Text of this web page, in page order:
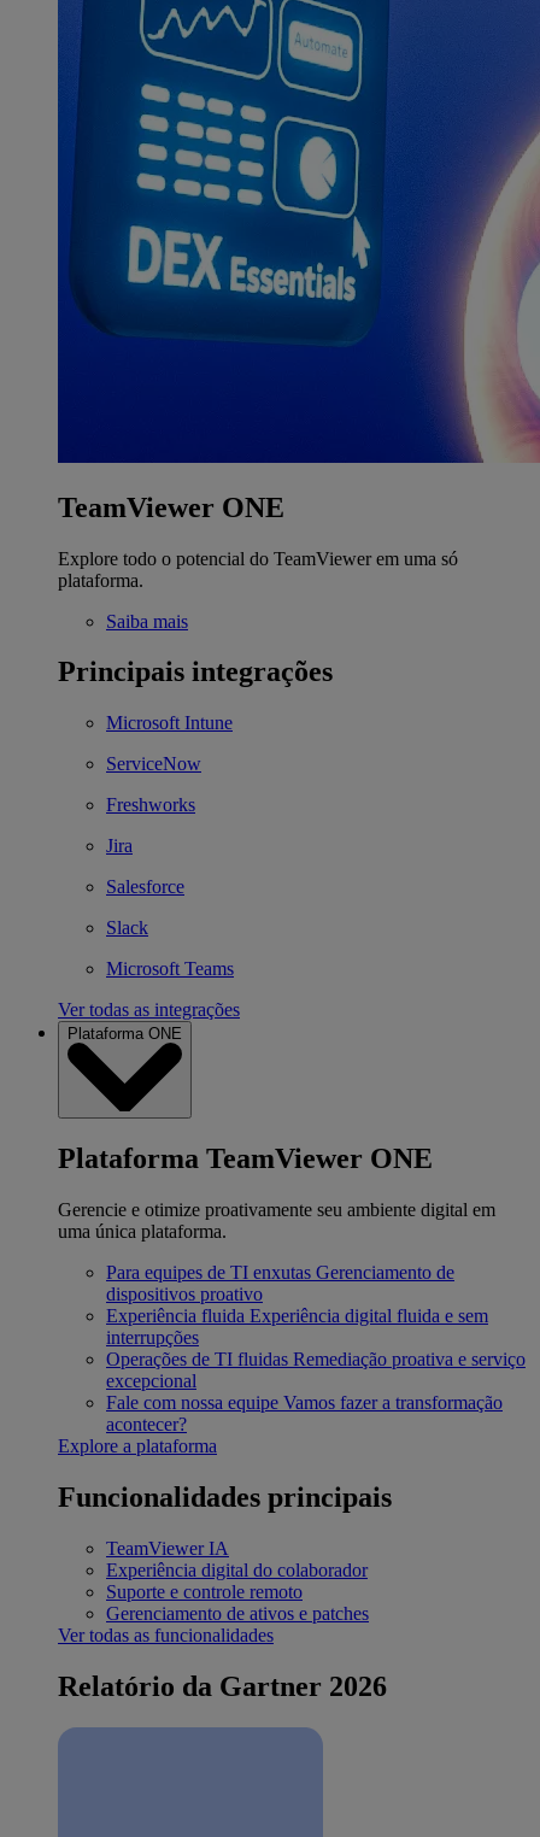
TeamViewer ONE
Explore todo o potencial do TeamViewer em uma só
plataforma.
Saiba mais
Principais integrações
Microsoft Intune
ServiceNow
Freshworks
Jira
Salesforce
Slack
Microsoft Teams
Ver todas as integrações
Plataforma ONE
Plataforma TeamViewer ONE
Gerencie e otimize proativamente seu ambiente digital em
uma única plataforma.
Para equipes de TI enxutas Gerenciamento de
dispositivos proativo
Experiência fluida Experiência digital fluida e sem
interrupções
Operações de TI fluidas Remediação proativa e serviço
excepcional
Fale com nossa equipe Vamos fazer a transformação
acontecer?
Explore a plataforma
Funcionalidades principais
TeamViewer IA
Experiência digital do colaborador
Suporte e controle remoto
Gerenciamento de ativos e patches
Ver todas as funcionalidades
Relatório da Gartner 2026